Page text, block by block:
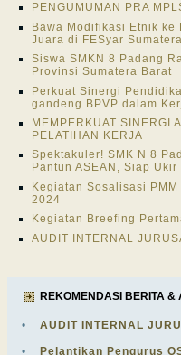
PENGUMUMAN PRA
Bawa Modifikasi Etnik ke
Juara di FESyar Sumatera
Siswa SMKN 8 Padang
Provinsi Sumatera Barat
Perkuat Sinergi
gandeng BPVP dalam
MEMPERKUAT SINERGI
PELATIHAN KERJA
Spektakuler! SMK N 8
Pantun ASEAN, Siap
Kegiatan Sosalisasi
2024
Kegiatan Breefing
AUDIT INTERNAL
REKOMENDASI BERITA &
• AUDIT INTERNAL
• Pelantikan Pengurus